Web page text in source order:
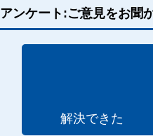
アンケート:ご意見をお聞
解決できた